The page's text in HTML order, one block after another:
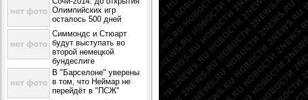
Олимпийских игр
осталось 500 дней
Симмондс и Стюарт
будут выступать во
второй немецкой
бундеслиге
В "Барселоне" уверены
в том, что Неймар не
перейдёт в "ПСЖ"